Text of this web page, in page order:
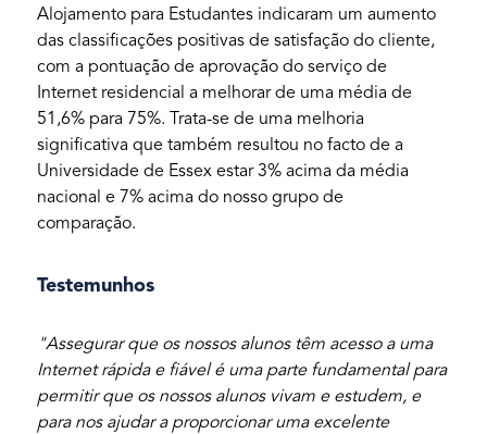
Alojamento para Estudantes indicaram um aumento
das classificações positivas de satisfação do cliente,
com a pontuação de aprovação do serviço de
Internet residencial a melhorar de uma média de
51,6% para 75%. Trata-se de uma melhoria
significativa que também resultou no facto de a
Universidade de Essex estar 3% acima da média
nacional e 7% acima do nosso grupo de
comparação.
Testemunhos
"Assegurar que os nossos alunos têm acesso a uma
Internet rápida e fiável é uma parte fundamental para
permitir que os nossos alunos vivam e estudem, e
para nos ajudar a proporcionar uma excelente